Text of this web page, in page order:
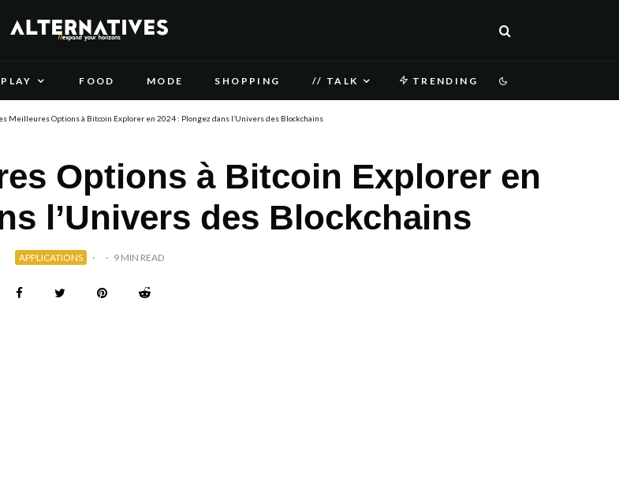
FOOD MODE SHOPPING // TALK TRENDING
Meilleures Options à Bitcoin Explorer en 2024 : Plongez dans l’Univers des Blockchains
Options à Bitcoin Explorer en
l’Univers des Blockchains
APPLICATIONS · · 9 MIN READ